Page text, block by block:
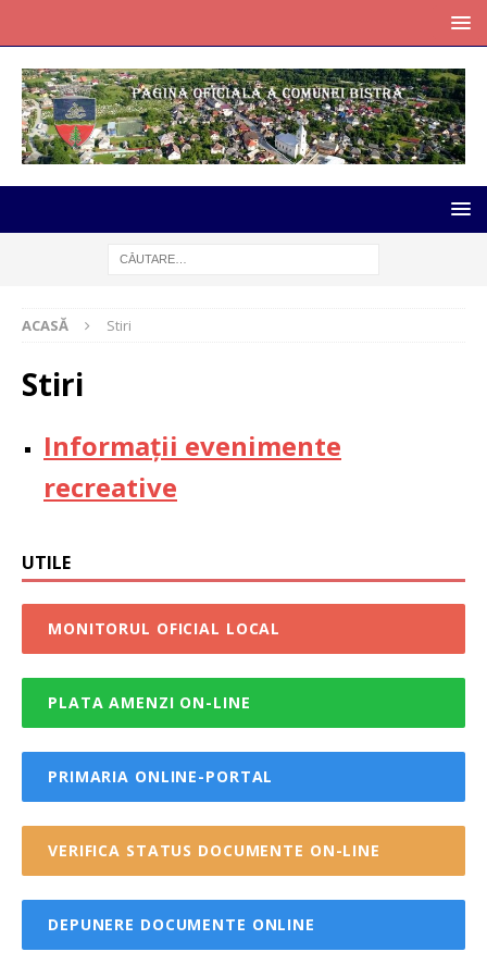
ACASĂ Stiri
Stiri
Informații evenimente
recreative
UTILE
MONITORUL OFICIAL LOCAL
PLATA AMENZI ON-LINE
PRIMARIA ONLINE-PORTAL
VERIFICA STATUS DOCUMENTE ON-LINE
DEPUNERE DOCUMENTE ONLINE